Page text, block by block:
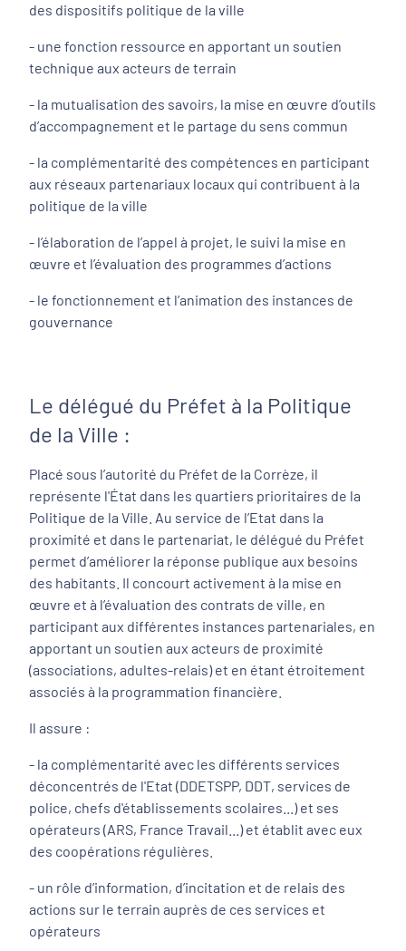
des dispositifs politique de la ville
- une fonction ressource en apportant un soutien
technique aux acteurs de terrain
- la mutualisation des savoirs, la mise en œuvre d’outils
d’accompagnement et le partage du sens commun
- la complémentarité des compétences en participant
aux réseaux partenariaux locaux qui contribuent à la
politique de la ville
- l’élaboration de l’appel à projet, le suivi la mise en
œuvre et l’évaluation des programmes d’actions
- le fonctionnement et l’animation des instances de
gouvernance
Le délégué du Préfet à la Politique
de la Ville :
Placé sous l’autorité du Préfet de la Corrèze, il
représente l'État dans les quartiers prioritaires de la
Politique de la Ville. Au service de l’Etat dans la
proximité et dans le partenariat, le délégué du Préfet
permet d’améliorer la réponse publique aux besoins
des habitants. Il concourt activement à la mise en
œuvre et à l’évaluation des contrats de ville, en
participant aux différentes instances partenariales, en
apportant un soutien aux acteurs de proximité
(associations, adultes-relais) et en étant étroitement
associés à la programmation financière.
Il assure :
- la complémentarité avec les différents services
déconcentrés de l'Etat (DDETSPP, DDT, services de
police, chefs d'établissements scolaires...) et ses
opérateurs (ARS, France Travail...) et établit avec eux
des coopérations régulières.
- un rôle d’information, d’incitation et de relais des
actions sur le terrain auprès de ces services et
opérateurs